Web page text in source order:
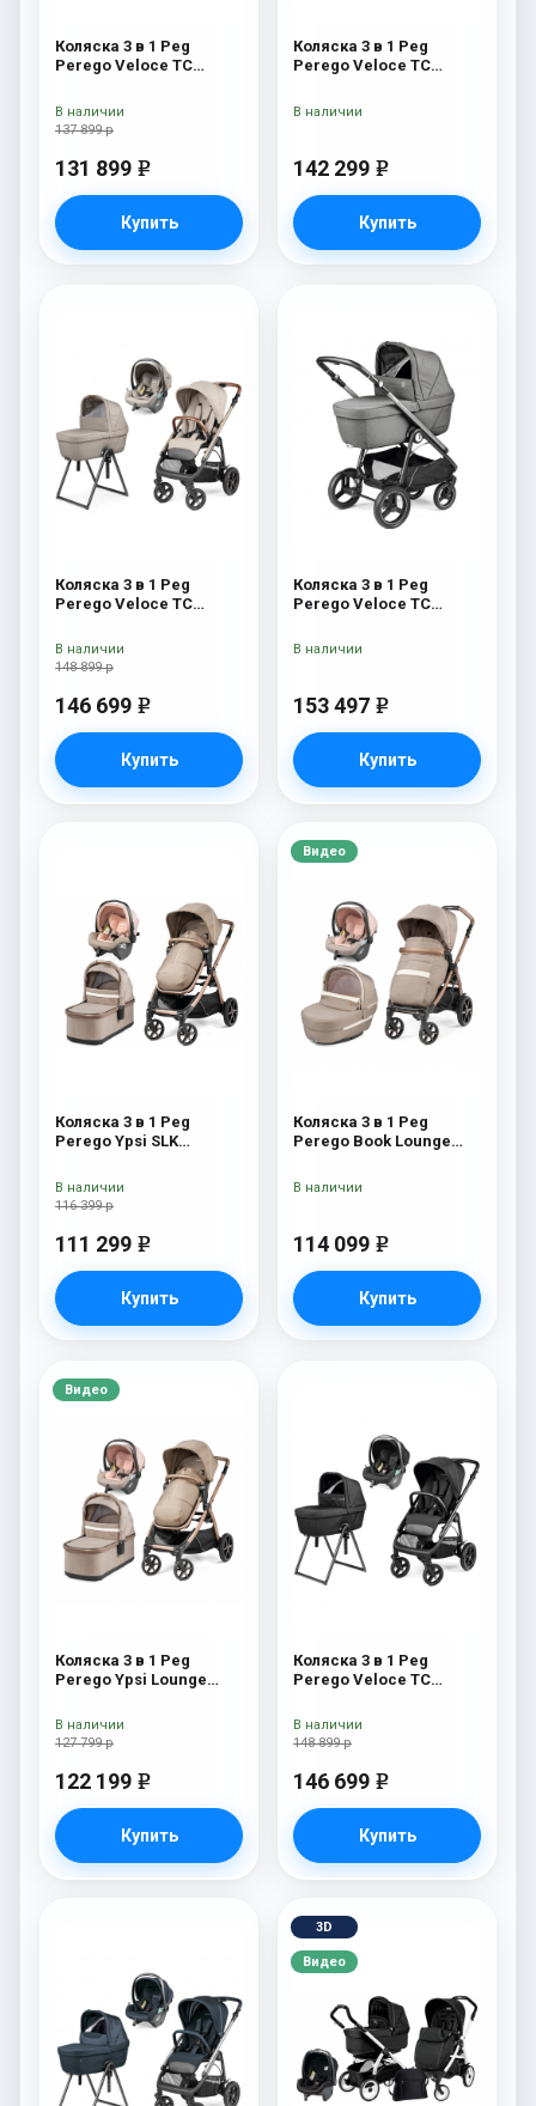
Коляска 3 в 1 Peg
Perego Veloce TC
Amour
137 899 р
131 899 e
Купить
В наличии
Коляска 3 в 1 Peg
Perego Veloce TC
142 299 e
Купить
В наличии
Коляска 3 в 1 Peg
Perego Veloce TC
New
148 899 р
146 699 e
Купить
В наличии
Коляска 3 в 1 Peg
Perego Veloce TC
Mercury
153 497 e
Купить
В наличии
Коляска 3 в 1 Peg
Perego Ypsi SLK
116 399 р
111 299 e
Купить
В наличии
Видео
Коляска 3 в 1 Peg
Perego Book Lounge
114 099 e
Купить
В наличии
Видео
Коляска 3 в 1 Peg
Perego Ypsi Lounge
127 799 р
122 199 e
Купить
В наличии
Коляска 3 в 1 Peg
Perego Veloce TC
Black New
148 899 р
146 699 e
Купить
В наличии
3D
Видео